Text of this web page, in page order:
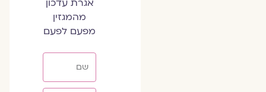
אגרת עדכון
מהמגזין
מפעם לפעם